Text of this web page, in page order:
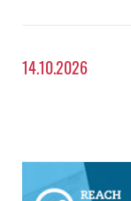
14.10.2026
Webinaire sur